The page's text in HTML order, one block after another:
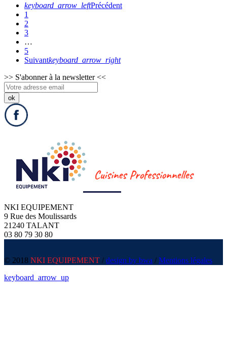
keyboard_arrow_leftPrécédent
1
2
3
…
5
Suivantkeyboard_arrow_right
>> S'abonner à la newsletter<<
NKI EQUIPEMENT
9 Rue des Moulissards
21240 TALANT
03 80 79 30 80
© 2018 NKI EQUIPEMENT / design by bwa / Mentions légales
keyboard_arrow_up